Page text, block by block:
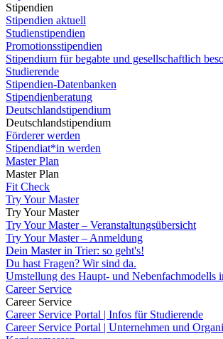
Stipendien
Stipendien aktuell
Studienstipendien
Promotionsstipendien
Stipendium für begabte und gesellschaftlich
Studierende
Stipendien-Datenbanken
Stipendienberatung
Deutschlandstipendium
Deutschlandstipendium
Förderer werden
Stipendiat*in werden
Master Plan
Master Plan
Fit Check
Try Your Master
Try Your Master
Try Your Master – Veranstaltungsübersicht
Try Your Master – Anmeldung
Dein Master in Trier: so geht's!
Du hast Fragen? Wir sind da.
Umstellung des Haupt- und Nebenfachmodells
Career Service
Career Service
Career Service Portal | Infos für Studierende
Career Service Portal | Unternehmen und